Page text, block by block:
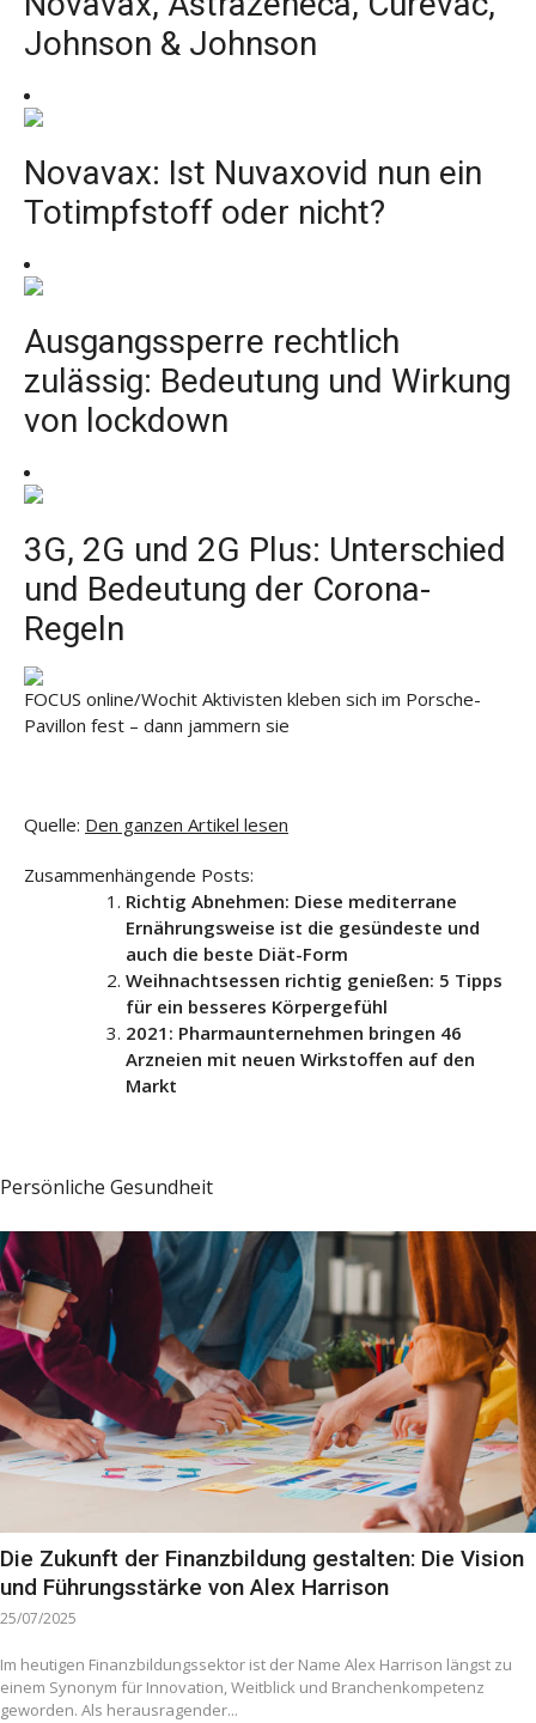
Johnson & Johnson
Novavax: Ist Nuvaxovid nun ein
Totimpfstoff oder nicht?
Ausgangssperre rechtlich
zulässig: Bedeutung und Wirkung
von lockdown
3G, 2G und 2G Plus: Unterschied
und Bedeutung der Corona-
Regeln
FOCUS online/Wochit Aktivisten kleben sich im Porsche-
Pavillon fest – dann jammern sie
Quelle: Den ganzen Artikel lesen
Zusammenhängende Posts:
Richtig Abnehmen: Diese mediterrane
Ernährungsweise ist die gesündeste und
auch die beste Diät-Form
Weihnachtsessen richtig genießen: 5 Tipps
für ein besseres Körpergefühl
2021: Pharmaunternehmen bringen 46
Arzneien mit neuen Wirkstoffen auf den
Markt
Persönliche Gesundheit
Die Zukunft der Finanzbildung gestalten: Die Vision
und Führungsstärke von Alex Harrison
25/07/2025
Im heutigen Finanzbildungssektor ist der Name Alex Harrison längst zu
einem Synonym für Innovation, Weitblick und Branchenkompetenz
geworden. Als herausragender...